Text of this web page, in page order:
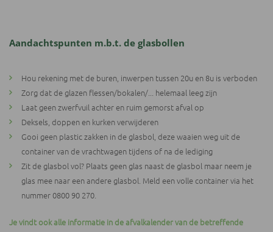
Aandachtspunten m.b.t. de glasbollen
Hou rekening met de buren, inwerpen tussen 20u en 8u is verboden
Zorg dat de glazen flessen/bokalen/... helemaal leeg zijn
Laat geen zwerfvuil achter en ruim gemorst afval op
Deksels, doppen en kurken verwijderen
Gooi geen plastic zakken in de glasbol, deze waaien weg uit de
container van de vrachtwagen tijdens of na de lediging
Zit de glasbol vol? Plaats geen glas naast de glasbol maar neem je
glas mee naar een andere glasbol. Meld een volle container via het
nummer 0800 90 270.
Je vindt ook alle informatie in de afvalkalender van de betreffende